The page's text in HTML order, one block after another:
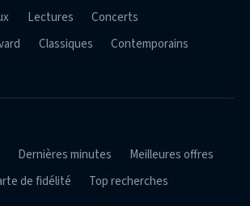
Lectures
Concerts
Classiques
Contemporains
Dernières minutes
Meilleures offres
de fidélité Top recherches